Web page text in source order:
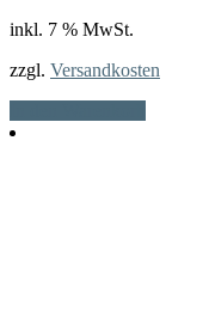
inkl. 7 % MwSt.
zzgl. Versandkosten